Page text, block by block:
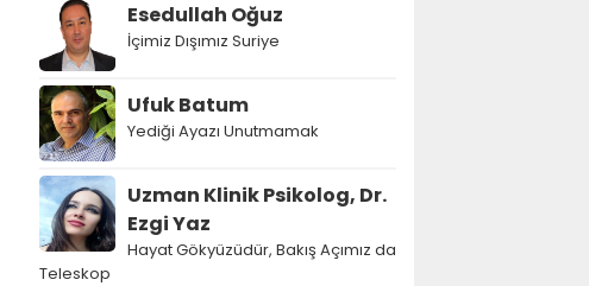
Esedullah Oğuz
İçimiz Dışımız Suriye
Ufuk Batum
Yediği Ayazı Unutmamak
Uzman Klinik Psikolog, Dr.
Ezgi Yaz
Hayat Gökyüzüdür, Bakış Açımız da
Teleskop